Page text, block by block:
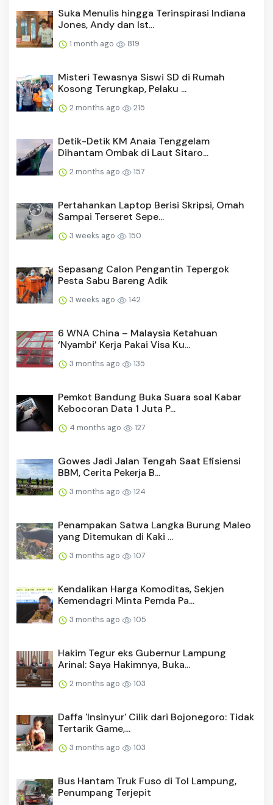
Suka Menulis hingga Terinspirasi Indiana
Jones, Andy dan Ist...
1 month ago 819
Misteri Tewasnya Siswi SD di Rumah
Kosong Terungkap, Pelaku ...
2 months ago 215
Detik-Detik KM Anaia Tenggelam
Dihantam Ombak di Laut Sitaro...
2 months ago 157
Pertahankan Laptop Berisi Skripsi, Omah
Sampai Terseret Sepe...
3 weeks ago 150
Sepasang Calon Pengantin Tepergok
Pesta Sabu Bareng Adik
3 weeks ago 142
6 WNA China – Malaysia Ketahuan
‘Nyambi’ Kerja Pakai Visa Ku...
3 months ago 135
Pemkot Bandung Buka Suara soal Kabar
Kebocoran Data 1 Juta P...
4 months ago 127
Gowes Jadi Jalan Tengah Saat Efisiensi
BBM, Cerita Pekerja B...
3 months ago 124
Penampakan Satwa Langka Burung Maleo
yang Ditemukan di Kaki ...
3 months ago 107
Kendalikan Harga Komoditas, Sekjen
Kemendagri Minta Pemda Pa...
3 months ago 105
Hakim Tegur eks Gubernur Lampung
Arinal: Saya Hakimnya, Buka...
2 months ago 103
Daffa 'Insinyur' Cilik dari Bojonegoro: Tidak
Tertarik Game,...
3 months ago 103
Bus Hantam Truk Fuso di Tol Lampung,
Penumpang Terjepit